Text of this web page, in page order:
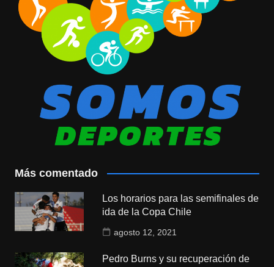
Más comentado
Los horarios para las semifinales de
ida de la Copa Chile
agosto 12, 2021
Pedro Burns y su recuperación de